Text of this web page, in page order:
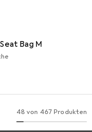
Bag M
48 von 467 Produkten